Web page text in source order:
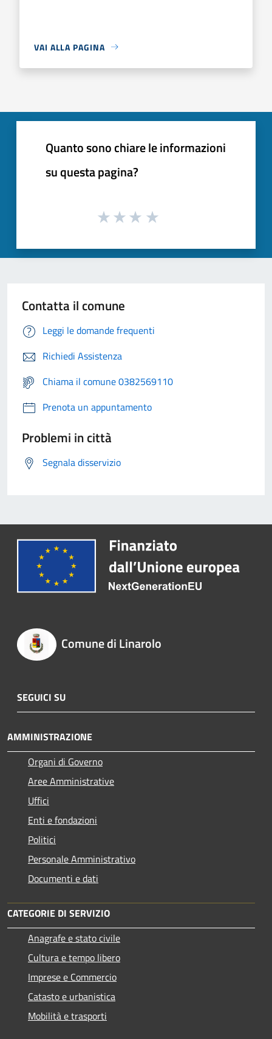
VAI ALLA PAGINA
Quanto sono chiare le informazioni
su questa pagina?
Contatta il comune
Leggi le domande frequenti
Richiedi Assistenza
Chiama il comune 0382569110
Prenota un appuntamento
Problemi in città
Segnala disservizio
Comune di Linarolo
SEGUICI SU
AMMINISTRAZIONE
Organi di Governo
Aree Amministrative
Uffici
Enti e fondazioni
Politici
Personale Amministrativo
Documenti e dati
CATEGORIE DI SERVIZIO
Anagrafe e stato civile
Cultura e tempo libero
Imprese e Commercio
Catasto e urbanistica
Mobilità e trasporti